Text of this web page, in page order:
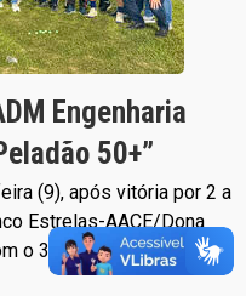
Engenharia
50+”
(9), após vitória por 2 a
Estrelas-AACE/Dona
o 3º lugar